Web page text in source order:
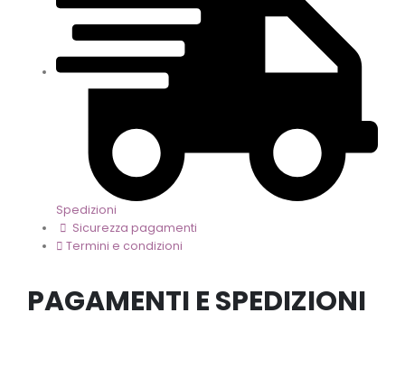
Spedizioni
Sicurezza pagamenti
Termini e condizioni
PAGAMENTI E SPEDIZIONI